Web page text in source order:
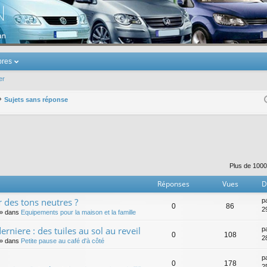
Touran
Sujets sans réponse
Plus de
Réponses Vues
tons neutres ?
» dans Equipements pour la maison et la famille
0 86
: des tuiles au sol au reveil
» dans Petite pause au café d'à côté
0 108
0 178